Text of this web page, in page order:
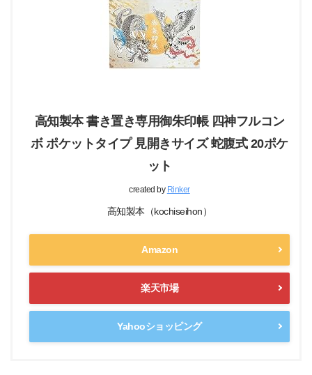
高知製本 書き置き専用御朱印帳 四神フルコン
ボ ポケットタイプ 見開きサイズ 蛇腹式 20ポケ
ット
created by Rinker
高知製本（kochiseihon）
Amazon
楽天市場
Yahooショッピング